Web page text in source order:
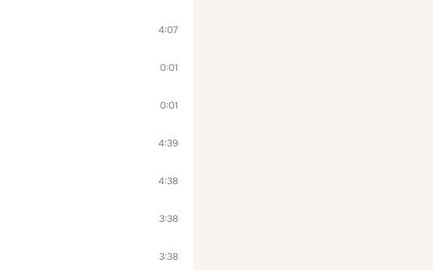
4:07
0:01
0:01
4:39
4:38
3:38
3:38